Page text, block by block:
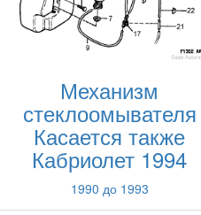
Механизм
стеклоомывателя
Касается также
Кабриолет 1994
1990 до 1993